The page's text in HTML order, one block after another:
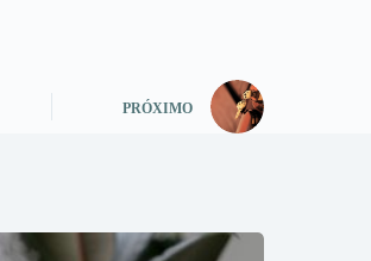
PRÓXIMO